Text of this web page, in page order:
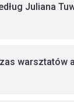
Juliana
warsztatów